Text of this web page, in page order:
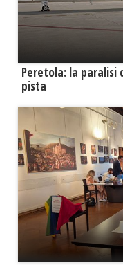
Peretola: la paralisi
pista